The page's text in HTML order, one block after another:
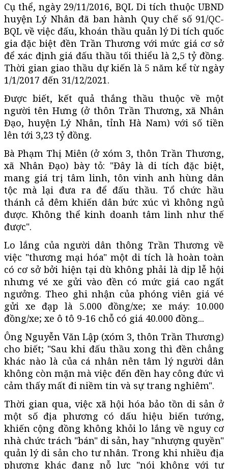
Cụ thể, ngày 29/11/2016, BQL Di tích thuộc UBND
huyện Lý Nhân đã ban hành Quy chế số 91/QC-
BQL về việc đấu, khoán thầu quản lý Di tích quốc
gia đặc biệt đền Trần Thương với mức giá cơ sở
để xác định giá đấu thầu tối thiểu là 2,5 tỷ đồng.
Thời gian giao thầu dự kiến là 5 năm kể từ ngày
1/1/2017 đến 31/12/2021.
Được biết, kết quả thắng thầu thuộc về một
người tên Hưng (ở thôn Trần Thương, xã Nhân
Đạo, huyện Lý Nhân, tỉnh Hà Nam) với số tiền
lên tới 3,23 tỷ đồng.
Bà Phạm Thị Miên (ở xóm 3, thôn Trần Thương,
xã Nhân Đạo) bày tỏ: "Đây là di tích đặc biệt,
mang giá trị tâm linh, tôn vinh anh hùng dân
tộc mà lại đưa ra để đấu thầu. Tổ chức hầu
thánh cả đêm khiến dân bức xúc vì không ngủ
được. Không thể kinh doanh tâm linh như thế
được".
Lo lắng của người dân thông Trần Thương về
việc "thương mại hóa" một di tích là hoàn toàn
có cơ sở bởi hiện tại dù không phải là dịp lễ hội
nhưng vé xe gửi vào đền có mức giá cao ngất
ngưởng. Theo ghi nhận của phóng viên giá vé
gửi xe đạp là 5.000 đồng/xe; xe máy: 10.000
đồng/xe; xe ô tô 9-16 chỗ có giá 40.000 đồng...
Ông Nguyễn Văn Lập (xóm 3, thôn Trần Thương)
cho biết; "Sau khi đấu thầu xong thì đền chẳng
khác nào là của cá nhân nên tâm lý người dân
không còn mặn mà việc đến đền hay công đức vì
cảm thấy mất đi niềm tin và sự trang nghiêm".
Thời gian qua, việc xã hội hóa bảo tồn di sản ở
một số địa phương có dấu hiệu biến tướng,
khiến cộng đồng không khỏi lo lắng về nguy cơ
nhà chức trách "bán" di sản, hay "nhượng quyền"
quản lý di sản cho tư nhân. Trong khi nhiều địa
phương khác đang nỗ lực "nói không với tư